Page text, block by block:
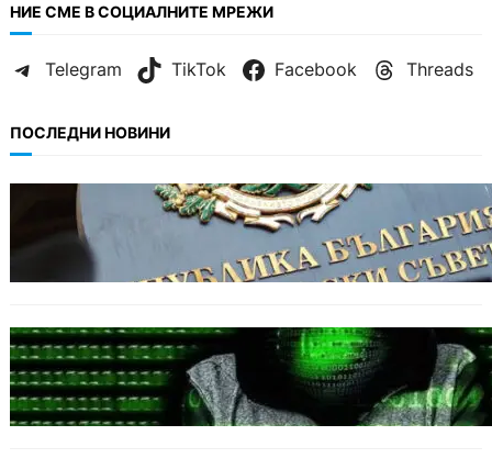
НИЕ СМЕ В СОЦИАЛНИТЕ МРЕЖИ
Telegram TikTok Facebook Threads
ПОСЛЕДНИ НОВИНИ
БЪЛГАРИЯ
Кабинетът прие нов статут за професиите в
спортната подготовка
БЪЛГАРИЯ
Разкриха дългогодишен пробив в
държавни информационни системи